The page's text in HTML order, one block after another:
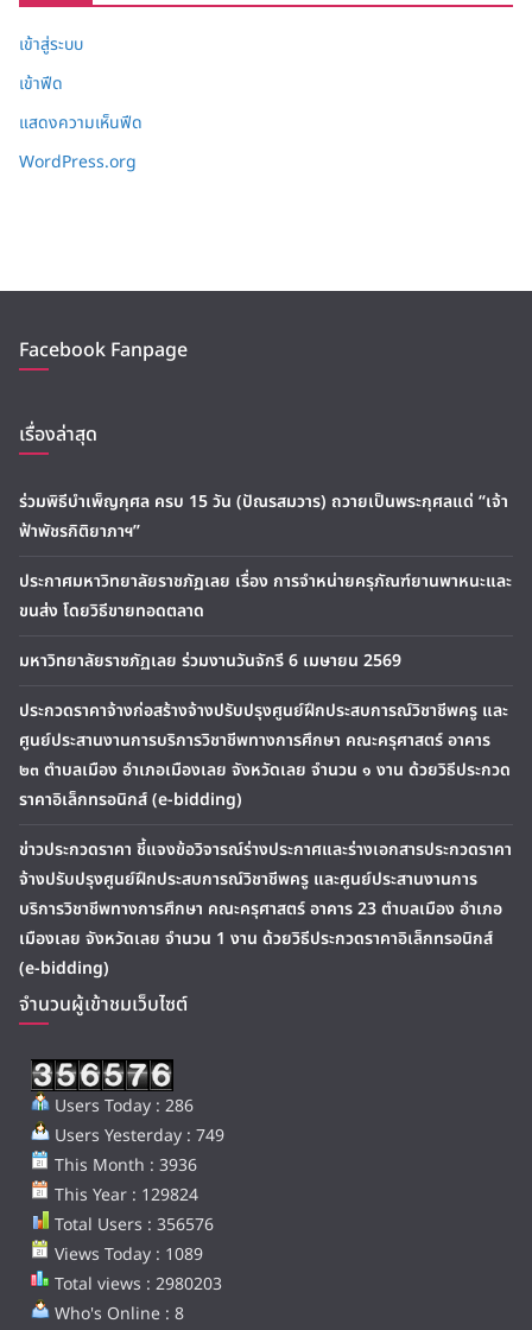
เข้าสู่ระบบ
เข้าฟีด
แสดงความเห็นฟีด
WordPress.org
Facebook Fanpage
เรื่องล่าสุด
ร่วมพิธีบำเพ็ญกุศล ครบ 15 วัน (ปัณรสมวาร) ถวายเป็นพระกุศลแด่ “เจ้า
ฟ้าพัชรกิติยาภาฯ”
ประกาศมหาวิทยาลัยราชภัฏเลย เรื่อง การจำหน่ายครุภัณฑ์ยานพาหนะและ
ขนส่ง โดยวิธีขายทอดตลาด
มหาวิทยาลัยราชภัฏเลย ร่วมงานวันจักรี 6 เมษายน 2569
ประกวดราคาจ้างก่อสร้างจ้างปรับปรุงศูนย์ฝึกประสบการณ์วิชาชีพครู และ
ศูนย์ประสานงานการบริการวิชาชีพทางการศึกษา คณะครุศาสตร์ อาคาร
๒๓ ตำบลเมือง อำเภอเมืองเลย จังหวัดเลย จำนวน ๑ งาน ด้วยวิธีประกวด
ราคาอิเล็กทรอนิกส์ (e-bidding)
ข่าวประกวดราคา ชี้แจงข้อวิจารณ์ร่างประกาศและร่างเอกสารประกวดราคา
จ้างปรับปรุงศูนย์ฝึกประสบการณ์วิชาชีพครู และศูนย์ประสานงานการ
บริการวิชาชีพทางการศึกษา คณะครุศาสตร์ อาคาร 23 ตำบลเมือง อำเภอ
เมืองเลย จังหวัดเลย จำนวน 1 งาน ด้วยวิธีประกวดราคาอิเล็กทรอนิกส์
(e-bidding)
จำนวนผู้เข้าชมเว็บไซต์
Users Today : 286
Users Yesterday : 749
This Month : 3936
This Year : 129824
Total Users : 356576
Views Today : 1089
Total views : 2980203
Who's Online : 8